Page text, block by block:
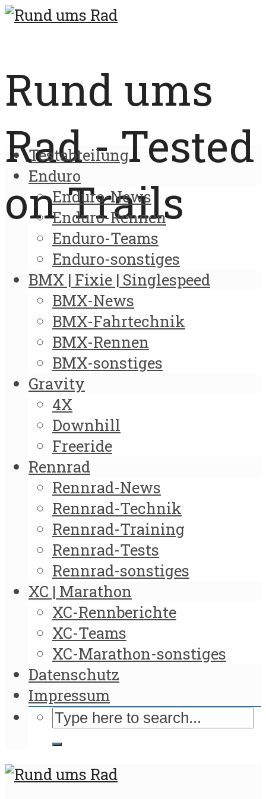
Rund ums
Rad - Tested
on Trails
Testabteilung
Enduro
Enduro-News
Enduro-Rennen
Enduro-Teams
Enduro-sonstiges
BMX | Fixie | Singlespeed
BMX-News
BMX-Fahrtechnik
BMX-Rennen
BMX-sonstiges
Gravity
4X
Downhill
Freeride
Rennrad
Rennrad-News
Rennrad-Technik
Rennrad-Training
Rennrad-Tests
Rennrad-sonstiges
XC | Marathon
XC-Rennberichte
XC-Teams
XC-Marathon-sonstiges
Datenschutz
Impressum